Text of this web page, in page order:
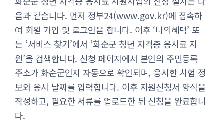
음과 같습니다. 먼저 정부24(www.gov.kr)에 접속하
여 회원 가입 및 로그인을 합니다. 이후 ‘나의혜택’ 또
는 ‘서비스 찾기’에서 ‘화순군 청년 자격증 응시료 지
원’을 검색합니다. 신청 페이지에서 본인의 주민등록
주소가 화순군인지 자동으로 확인되며, 응시한 시험 정
보와 응시 날짜를 입력합니다. 이후 지원신청서 양식을
작성하고, 필요한 서류를 업로드한 뒤 신청을 완료합니
다.